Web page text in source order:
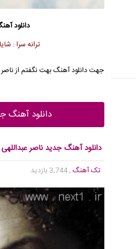
دانلود
ترانه سرا :
جهت دانلود آهنگ بهت نگفتم از
دانلود آهنگ
دانلود آهنگ جدید ناصر
تک آهنگ, 3,744 بازدید